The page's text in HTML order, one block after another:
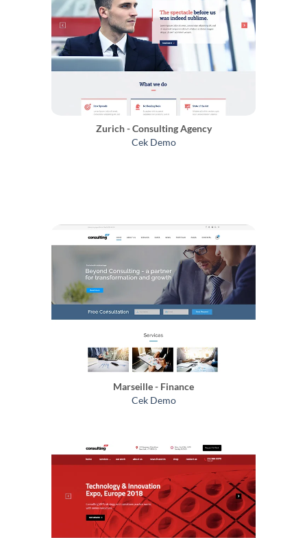
Zurich - Consulting Agency
Cek Demo
Marseille - Finance
Cek Demo